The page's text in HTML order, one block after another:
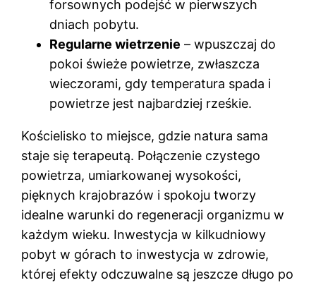
forsownych podejść w pierwszych
dniach pobytu.
Regularne wietrzenie – wpuszczaj do
pokoi świeże powietrze, zwłaszcza
wieczorami, gdy temperatura spada i
powietrze jest najbardziej rześkie.
Kościelisko to miejsce, gdzie natura sama
staje się terapeutą. Połączenie czystego
powietrza, umiarkowanej wysokości,
pięknych krajobrazów i spokoju tworzy
idealne warunki do regeneracji organizmu w
każdym wieku. Inwestycja w kilkudniowy
pobyt w górach to inwestycja w zdrowie,
której efekty odczuwalne są jeszcze długo po